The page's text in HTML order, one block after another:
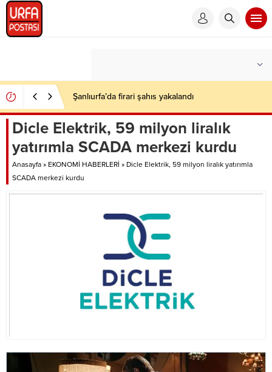
Şanlıurfa’da firari şahıs yakalandı
Dicle Elektrik, 59 milyon liralık
yatırımla SCADA merkezi kurdu
Anasayfa » EKONOMİ HABERLERİ » Dicle Elektrik, 59 milyon liralık yatırımla
SCADA merkezi kurdu